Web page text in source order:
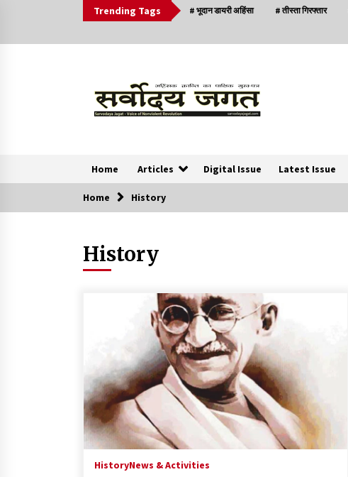
Trending Tags # भूदान डायरी अहिंसा # तीस्ता गिरफ्तार
Home Articles Digital Issue Latest Issue
News
सर्व सेवा संघ मुख्यालय में मनाई गई ज्योति बा फुले जयंती
3 years ago
गांधी के रास्ते ही वैश्विक समस्याओं का समाधान सम्भव
3 years ago
राष्ट्रीय आन्दोलन में भाषाओं की भूमिका पर एक जरूरी
3 years ago
Home History
History
HistoryNews & Activities